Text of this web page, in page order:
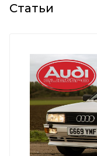
Статьи